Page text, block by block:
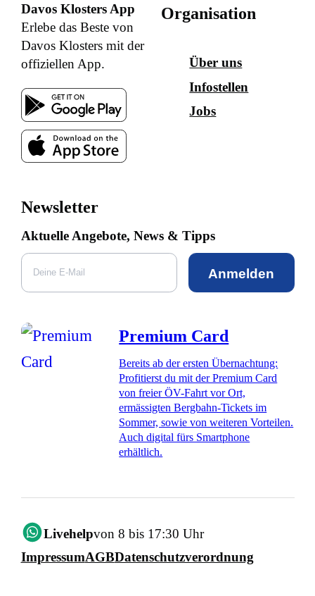
Davos Klosters App
Erlebe das Beste von
Davos Klosters mit der
offiziellen App.
Organisation
Über uns
Infostellen
Jobs
Newsletter
Aktuelle Angebote, News & Tipps
Anmelden
Premium Card
Bereits ab der ersten Übernachtung:
Profitierst du mit der Premium Card
von freier ÖV-Fahrt vor Ort,
ermässigten Bergbahn-Tickets im
Sommer, sowie von weiteren Vorteilen.
Auch digital fürs Smartphone
erhältlich.
Livehelpvon 8 bis 17:30 Uhr
ImpressumAGBDatenschutzverordnung